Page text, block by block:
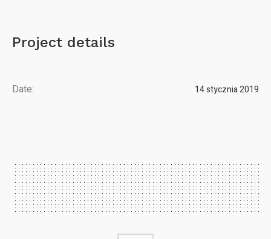
Project details
Date: 14 stycznia 2019